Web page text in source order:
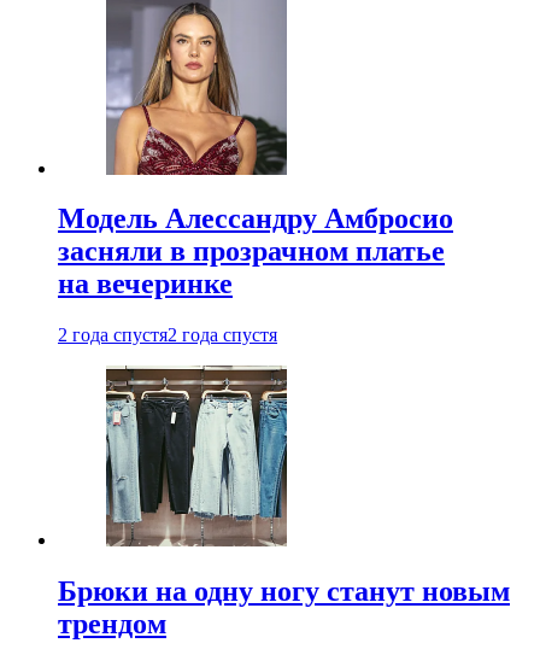
Модель Алессандру Амбросио
засняли в прозрачном платье
на вечеринке
2 года спустя2 года спустя
Брюки на одну ногу станут новым
трендом